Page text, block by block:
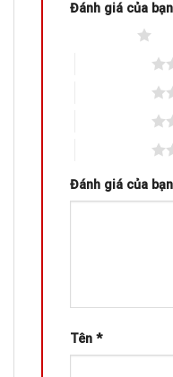
Đánh giá của bạn
Đánh giá của bạn
Tên *